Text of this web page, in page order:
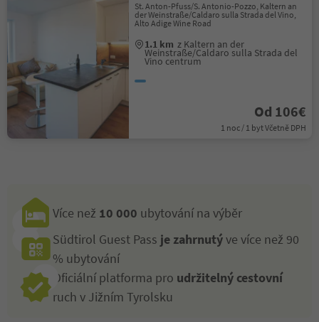
St. Anton-Pfuss/S. Antonio-Pozzo, Kaltern an
der Weinstraße/Caldaro sulla Strada del Vino,
Alto Adige Wine Road
1.1 km z Kaltern an der
Weinstraße/Caldaro sulla Strada del
Vino centrum
Od 106€
1 noc / 1 byt Včetně DPH
Více než 10 000 ubytování na výběr
Südtirol Guest Pass je zahrnutýve více než 90
% ubytování
Oficiální platforma pro udržitelný cestovní
ruch v Jižním Tyrolsku